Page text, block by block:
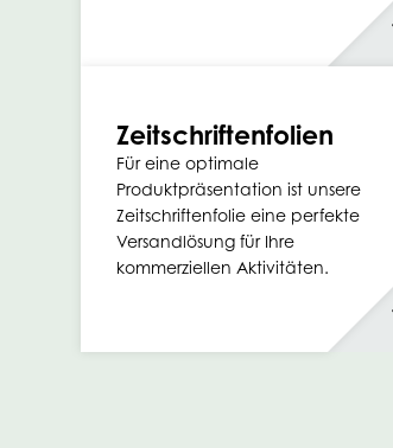
Zeitschriftenfolien
Für eine optimale
Produktpräsentation ist unsere
Zeitschriftenfolie eine perfekte
Versandlösung für Ihre
kommerziellen Aktivitäten.